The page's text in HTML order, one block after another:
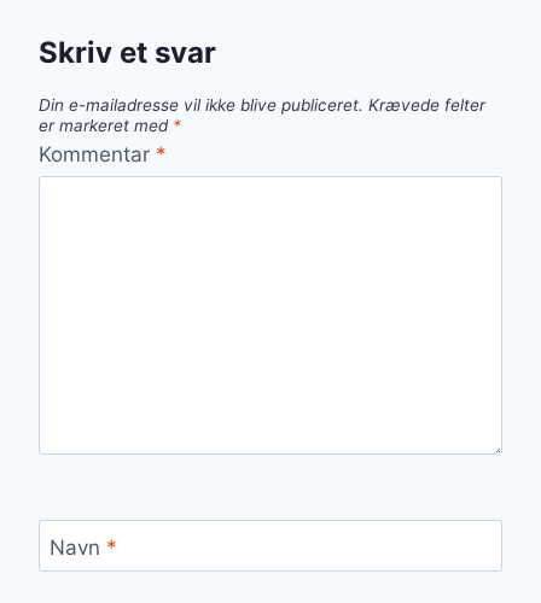
Skriv et svar
Din e-mailadresse vil ikke blive publiceret. Krævede felter
er markeret med *
Kommentar *
Navn *